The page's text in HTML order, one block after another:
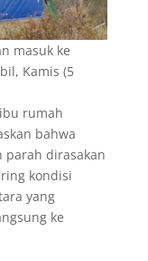
masuk ke
Kamis (5
rumah
bahwa
parah dirasakan
kondisi
yang
ke